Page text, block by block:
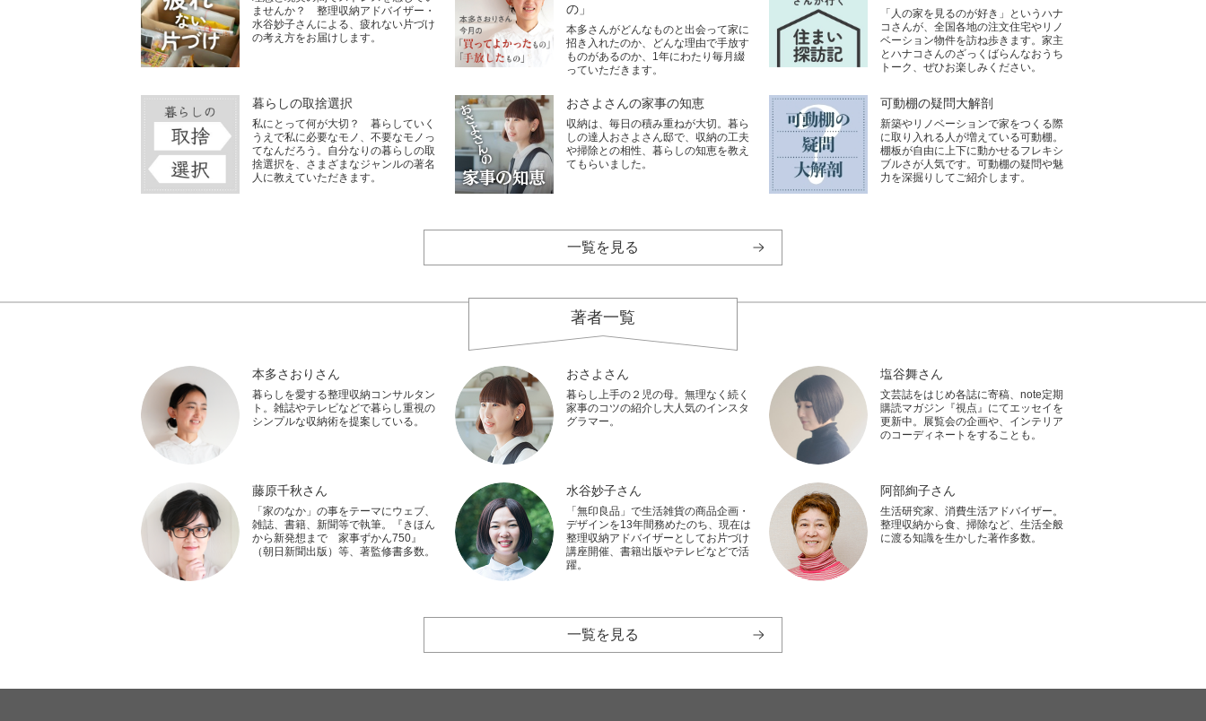
ませんか？ 整理収納アドバイザー・
水谷妙子さんによる、疲れない片づけ
の考え方をお届けします。
の」
本多さんがどんなものと出会って家に
招き入れたのか、どんな理由で手放す
ものがあるのか、1年にわたり毎月綴
っていただきます。
「人の家を見るのが好き」というハナ
コさんが、全国各地の注文住宅やリノ
ベーション物件を訪ね歩きます。家主
とハナコさんのざっくばらんなおうち
トーク、ぜひお楽しみください。
暮らしの取捨選択
私にとって何が大切？ 暮らしていく
うえで私に必要なモノ、不要なモノっ
てなんだろう。自分なりの暮らしの取
捨選択を、さまざまなジャンルの著名
人に教えていただきます。
おさよさんの家事の知恵
収納は、毎日の積み重ねが大切。暮ら
しの達人おさよさん邸で、収納の工夫
や掃除との相性、暮らしの知恵を教え
てもらいました。
可動棚の疑問大解剖
新築やリノベーションで家をつくる際
に取り入れる人が増えている可動棚。
棚板が自由に上下に動かせるフレキシ
ブルさが人気です。可動棚の疑問や魅
力を深掘りしてご紹介します。
一覧を見る
著者一覧
本多さおりさん
暮らしを愛する整理収納コンサルタン
ト。雑誌やテレビなどで暮らし重視の
シンプルな収納術を提案している。
おさよさん
暮らし上手の２児の母。無理なく続く
家事のコツの紹介し大人気のインスタ
グラマー。
塩谷舞さん
文芸誌をはじめ各誌に寄稿、note定期
購読マガジン『視点』にてエッセイを
更新中。展覧会の企画や、インテリア
のコーディネートをすることも。
藤原千秋さん
「家のなか」の事をテーマにウェブ、
雑誌、書籍、新聞等で執筆。『きほん
から新発想まで 家事ずかん750』
（朝日新聞出版）等、著監修書多数。
水谷妙子さん
「無印良品」で生活雑貨の商品企画・
デザインを13年間務めたのち、現在は
整理収納アドバイザーとしてお片づけ
講座開催、書籍出版やテレビなどで活
躍。
阿部絢子さん
生活研究家、消費生活アドバイザー。
整理収納から食、掃除など、生活全般
に渡る知識を生かした著作多数。
一覧を見る